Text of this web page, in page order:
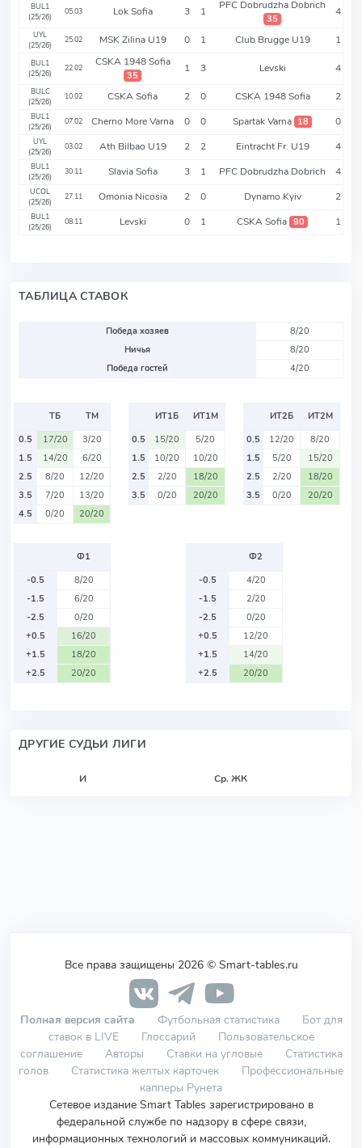
BUL1
(25/26)
05.03 Lok Sofia 3 1 PFC Dobrudzha Dobrich
35
4
UYL
(25/26)
25.02 MSK Zilina U19 0 1 Club Brugge U19 1
BUL1
(25/26)
22.02 CSKA 1948 Sofia
35
1 3 Levski 4
BULC
(25/26)
10.02 CSKA Sofia 2 0 CSKA 1948 Sofia 2
BUL1
(25/26)
07.02 Cherno More Varna 0 0 Spartak Varna 18 0
UYL
(25/26)
03.02 Ath Bilbao U19 2 2 Eintracht Fr. U19 4
BUL1
(25/26)
30.11 Slavia Sofia 3 1 PFC Dobrudzha Dobrich 4
UCOL
(25/26)
27.11 Omonia Nicosia 2 0 Dynamo Kyiv 2
BUL1
(25/26)
08.11 Levski 0 1 CSKA Sofia 90 1
ТАБЛИЦА СТАВОК
Победа хозяев
8/20
Ничья
8/20
Победа гостей
4/20
ТБ
ТМ
0.5
17/20
3/20
1.5
14/20
6/20
2.5
8/20
12/20
3.5
7/20
13/20
4.5
0/20 20/20
ИТ1Б
ИТ1М
0.5
15/20
5/20
1.5
10/20
10/20
2.5
2/20
18/20
3.5
0/20 20/20
ИТ2Б
ИТ2М
0.5
12/20
8/20
1.5
5/20
15/20
2.5
2/20
18/20
3.5
0/20 20/20
Ф1
-0.5
8/20
-1.5
6/20
-2.5
0/20
+0.5
16/20
+1.5
18/20
+2.5
20/20
Ф2
-0.5
4/20
-1.5
2/20
-2.5
0/20
+0.5
12/20
+1.5
14/20
+2.5
20/20
ДРУГИЕ СУДЬИ ЛИГИ
И Ср. ЖК
Все права защищены 2026 © Smart-tables.ru
Полная версия сайта Футбольная статистика
Бот для
ставок в LIVE
Глоссарий
Пользовательское
соглашение
Авторы Ставки на угловые
Статистика
голов
Статистика желтых карточек
Профессиональные
капперы Рунета
Сетевое издание Smart Tables зарегистрировано в
федеральной службе по надзору в сфере связи,
информационных технологий и массовых коммуникаций.